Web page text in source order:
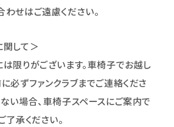
せはご遠慮ください。
して＞
限りがございます。車椅子でお越し
必ずファンクラブまでご連絡くださ
い場合、車椅子スペースにご案内で
了承ください。